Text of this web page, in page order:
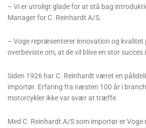
– Vi er utroligt glade for at stå bag
Manager for C. Reinhardt A/S.
– Voge repræsenterer innovation og
overbeviste om, at de vil blive en stor succes
Siden 1926 har C. Reinhardt været en
importør. Erfaring fra næsten 100 år i
motorcykler ikke var svær at træffe.
Med C. Reinhardt A/S som importør er